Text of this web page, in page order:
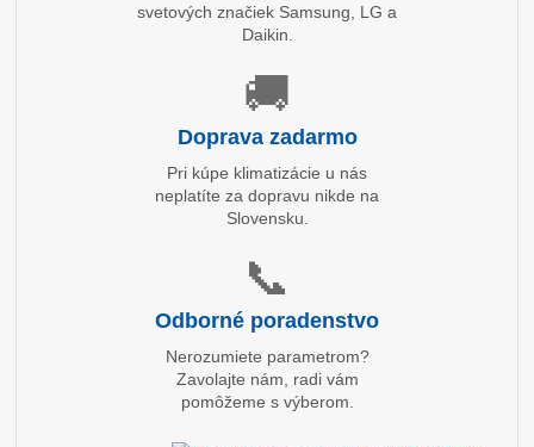
svetových značiek Samsung, LG a
Daikin.
🚚
Doprava zadarmo
Pri kúpe klimatizácie u nás
neplatíte za dopravu nikde na
Slovensku.
📞
Odborné poradenstvo
Nerozumiete parametrom?
Zavolajte nám, radi vám
pomôžeme s výberom.